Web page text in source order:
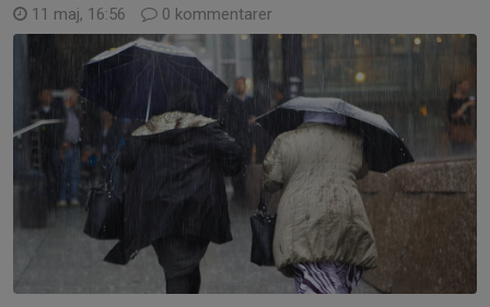
11 maj, 16:56 0 kommentarer